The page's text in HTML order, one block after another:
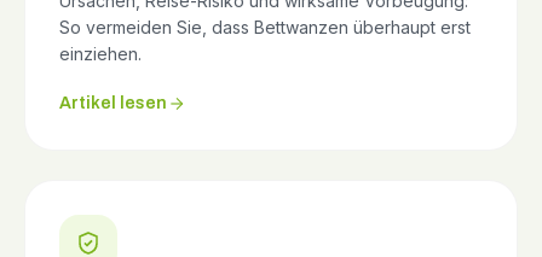
So vermeiden Sie, dass Bettwanzen überhaupt erst
einziehen.
Artikel lesen